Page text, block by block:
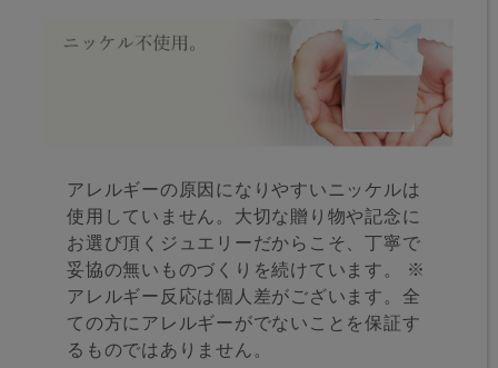
アレルギーの原因になりやすいニッケルは
使用していません。大切な贈り物や記念に
お選び頂くジュエリーだからこそ、丁寧で
妥協の無いものづくりを続けています。 ※
アレルギー反応は個人差がございます。全
ての方にアレルギーがでないことを保証す
るものではありません。